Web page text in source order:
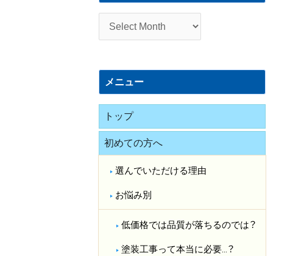
施
例
メニュー
トップ
初めての方へ
選んでいただける理由
お悩み別
低価格では品質が落ちるのでは？​
塗装工事って本当に必要…？​